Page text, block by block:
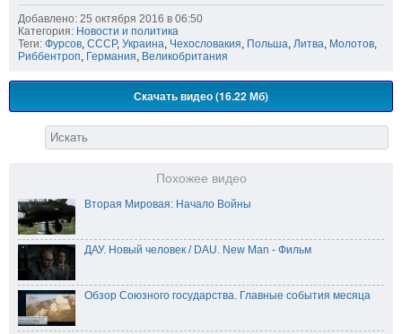
Добавлено: 25 октября 2016 в 06:50
Категория: Новости и политика
Теги: Фурсов, СССР, Украина, Чехословакия, Польша, Литва, Молотов,
Риббентроп, Германия, Великобритания
Скачать видео (16.22 Мб)
Похожее видео
Вторая Мировая: Начало Войны
ДАУ. Новый человек / DAU. New Man - Фильм
Обзор Союзного государства. Главные события месяца